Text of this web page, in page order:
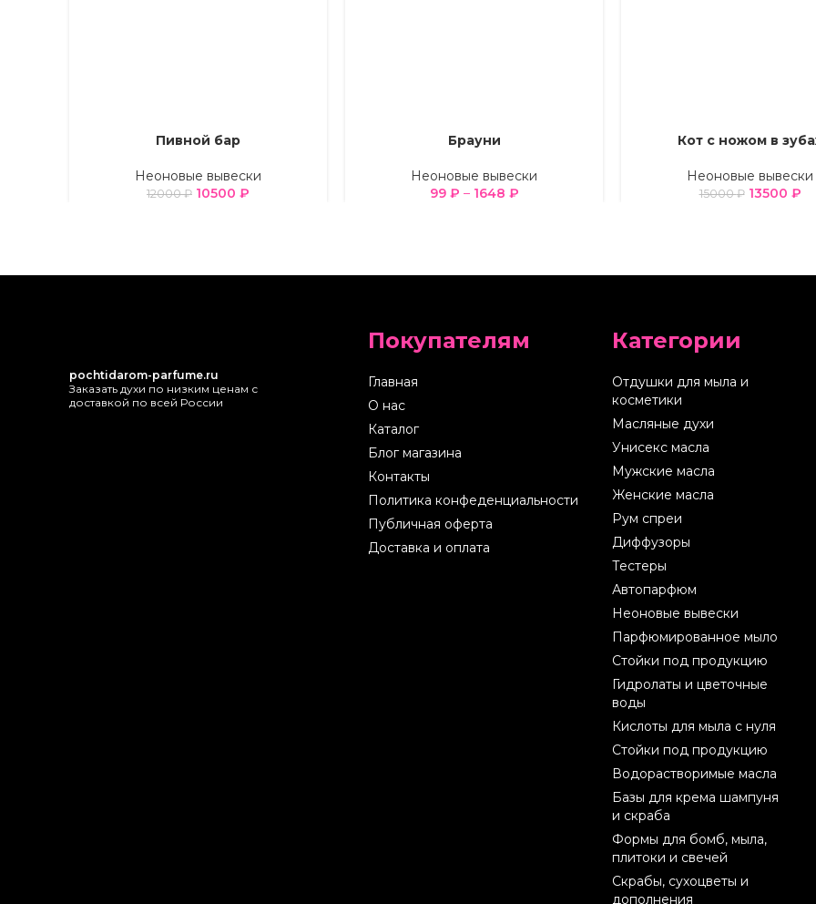
ВЫБЕРИТЕ ПАРАМЕТРЫ
Пивной бар
Неоновые вывески
12000₽ 10500 ₽
ВЫБЕРИТЕ ПАРАМЕТРЫ
Брауни
Неоновые вывески
99 ₽ – 1648 ₽
ВЫБЕРИТЕ ПАРАМЕТРЫ
Кот с ножом в
Неоновые вывески
15000₽ 13500 ₽
pochtidarom-parfume.ru
Заказать духи по низким ценам с
доставкой по всей России
Покупателям
Главная
О нас
Каталог
Блог магазина
Контакты
Политика конфеденциальности
Публичная оферта
Доставка и оплата
Категории
Отдушки для мыла и
косметики
Масляные духи
Унисекс масла
Мужские масла
Женские масла
Рум спреи
Диффузоры
Тестеры
Автопарфюм
Неоновые вывески
Парфюмированное мыло
Стойки под продукцию
Гидролаты и цветочные
воды
Кислоты для мыла с нуля
Стойки под продукцию
Водорастворимые масла
Базы для крема шампуня
и скраба
Формы для бомб, мыла,
плитоки и свечей
Скрабы, сухоцветы и
дополнения